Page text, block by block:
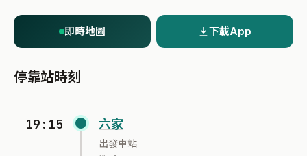
即時地圖 下載App
停靠站時刻
19:15 六家
出發車站